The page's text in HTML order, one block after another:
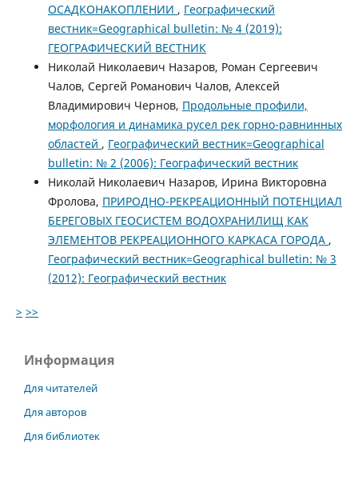
ОСАДКОНАКОПЛЕНИИ , Географический
вестник=Geographical bulletin: № 4 (2019):
ГЕОГРАФИЧЕСКИЙ ВЕСТНИК
Николай Николаевич Назаров, Роман Сергеевич
Чалов, Сергей Романович Чалов, Алексей
Владимирович Чернов, Продольные профили,
морфология и динамика русел рек горно-равнинных
областей , Географический вестник=Geographical
bulletin: № 2 (2006): Географический вестник
Николай Николаевич Назаров, Ирина Викторовна
Фролова, ПРИРОДНО-РЕКРЕАЦИОННЫЙ ПОТЕНЦИАЛ
БЕРЕГОВЫХ ГЕОСИСТЕМ ВОДОХРАНИЛИЩ КАК
ЭЛЕМЕНТОВ РЕКРЕАЦИОННОГО КАРКАСА ГОРОДА ,
Географический вестник=Geographical bulletin: № 3
(2012): Географический вестник
> >>
Информация
Для читателей
Для авторов
Для библиотек